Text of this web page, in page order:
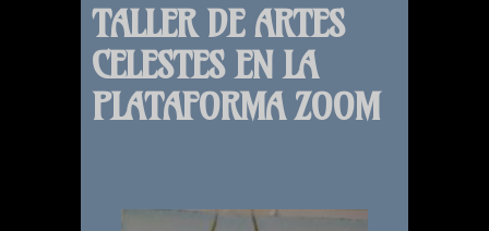
TALLER DE ARTES
CELESTES EN LA
PLATAFORMA ZOOM